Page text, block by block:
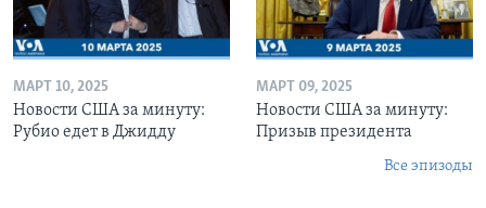
МАРТ 10, 2025
Новости США за минуту:
Рубио едет в Джидду
МАРТ 09, 2025
Новости США за минуту:
Призыв президента
Все эпизоды